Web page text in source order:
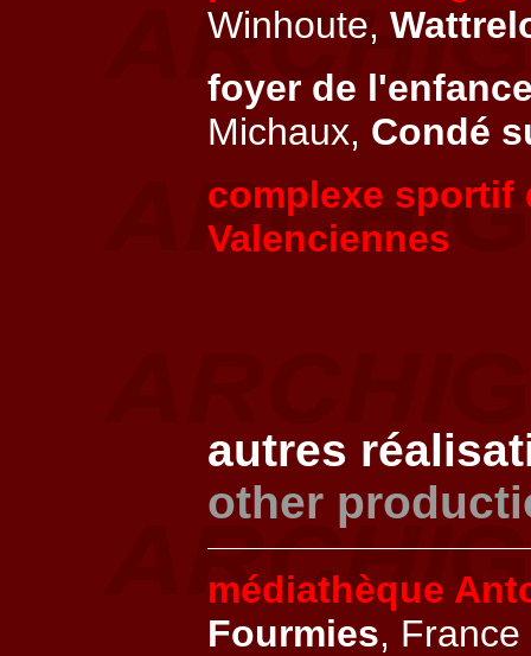
Winhoute,
foyer de
Michaux, Condé
complexe sportif
Valenciennes
autres
other
médiathèque
Fourmies, France